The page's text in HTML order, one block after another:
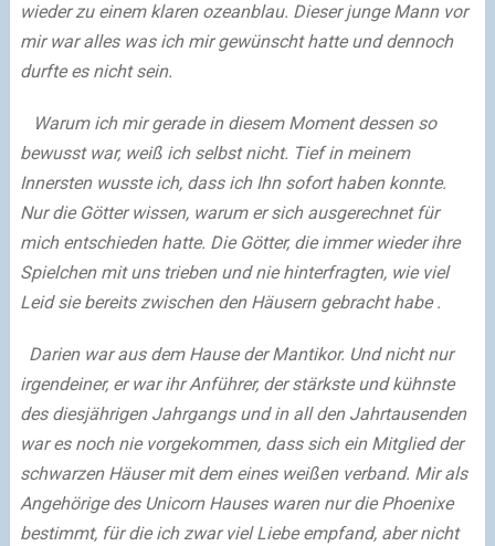
wieder zu einem klaren ozeanblau. Dieser junge Mann vor
mir war alles was ich mir gewünscht hatte und dennoch
durfte es nicht sein.
Warum ich mir gerade in diesem Moment dessen so
bewusst war, weiß ich selbst nicht. Tief in meinem
Innersten wusste ich, dass ich Ihn sofort haben konnte.
Nur die Götter wissen, warum er sich ausgerechnet für
mich entschieden hatte. Die Götter, die immer wieder ihre
Spielchen mit uns trieben und nie hinterfragten, wie viel
Leid sie bereits zwischen den Häusern gebracht habe .
Darien war aus dem Hause der Mantikor. Und nicht nur
irgendeiner, er war ihr Anführer, der stärkste und kühnste
des diesjährigen Jahrgangs und in all den Jahrtausenden
war es noch nie vorgekommen, dass sich ein Mitglied der
schwarzen Häuser mit dem eines weißen verband. Mir als
Angehörige des Unicorn Hauses waren nur die Phoenixe
bestimmt, für die ich zwar viel Liebe empfand, aber nicht